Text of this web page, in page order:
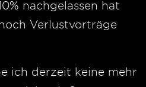
nachgelassen hat
Verlustvorträge
ich derzeit keine mehr